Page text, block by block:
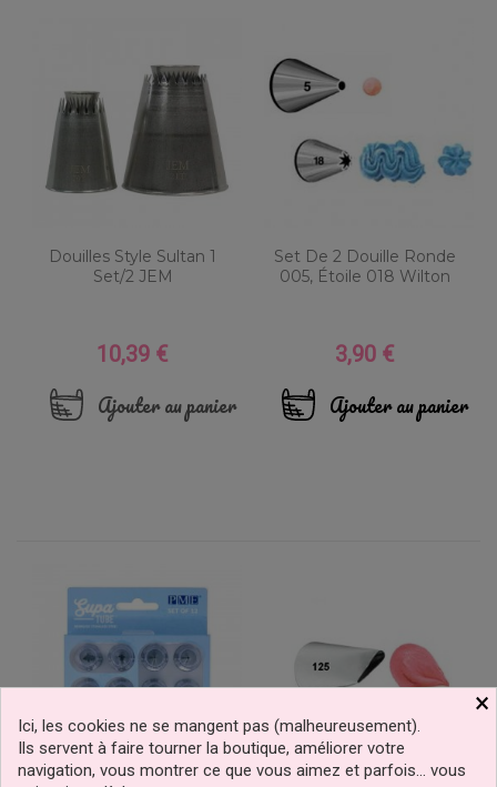
Douilles Style Sultan 1
Set/2 JEM
Prix
10,39 €
Ajouter au panier
Set De 2 Douille Ronde
005, Étoile 018 Wilton
Prix
3,90 €
Ajouter au panier
×
Ici, les cookies ne se mangent pas (malheureusement).
Ils servent à faire tourner la boutique, améliorer votre
navigation, vous montrer ce que vous aimez et parfois… vous